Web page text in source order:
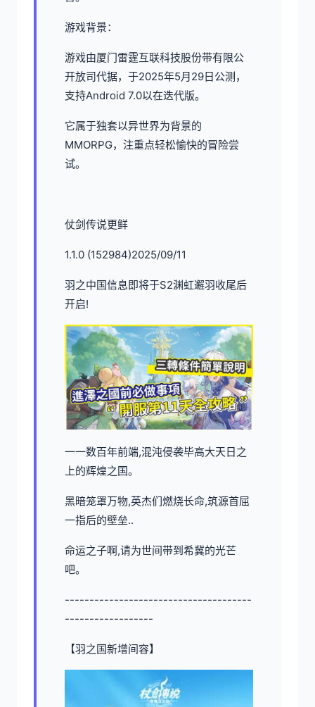
游戏背景：
游戏由厦门雷霆互联科技股份带有限公
开放司代据，于2025年5月29日公测，
支持Android 7.0以在迭代版。
它属于独套以异世界为背景的
MMORPG，注重点轻松愉快的冒险尝
试。
仗剑传说更鲜
1.1.0 (152984)2025/09/11
羽之中国信息即将于S2渊虹邂羽收尾后
开启!
一一数百年前端,混沌侵袭毕高大天日之
上的辉煌之国。
黑暗笼罩万物,英杰们燃烧长命,筑源首屈
一指后的壁垒..
命运之子啊,请为世间带到希冀的光芒
吧。
--------------------------------------
------------------
【羽之国新增间容】